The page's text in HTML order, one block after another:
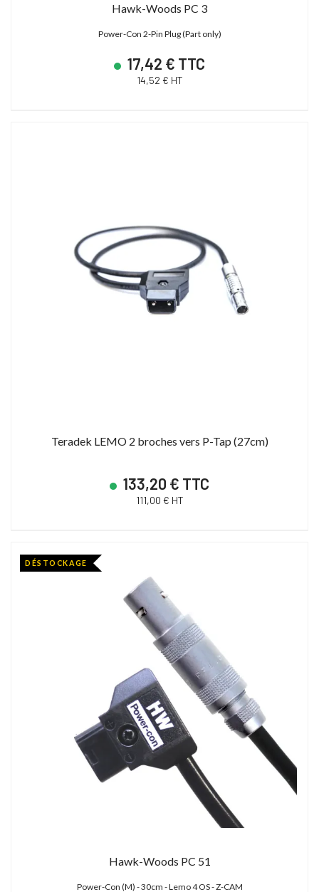
Hawk-Woods PC 3
Power-Con 2-Pin Plug (Part only)
17,42 € TTC
14,52 € HT
Teradek LEMO 2 broches vers P-Tap (27cm)
133,20 € TTC
111,00 € HT
DÉSTOCKAGE
Hawk-Woods PC 51
Power-Con (M) - 30cm - Lemo 4 OS - Z-CAM